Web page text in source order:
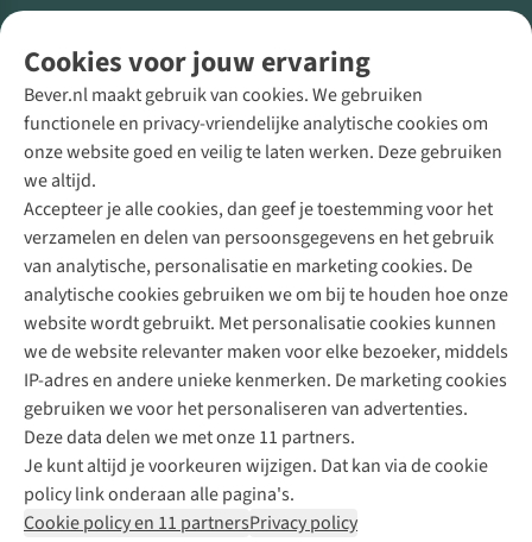
Cookies voor jouw ervaring
Bever.nl maakt gebruik van cookies. We gebruiken
functionele en privacy-vriendelijke analytische cookies om
onze website goed en veilig te laten werken. Deze gebruiken
we altijd.
Accepteer je alle cookies, dan geef je toestemming voor het
verzamelen en delen van persoonsgegevens en het gebruik
van analytische, personalisatie en marketing cookies. De
analytische cookies gebruiken we om bij te houden hoe onze
website wordt gebruikt. Met personalisatie cookies kunnen
we de website relevanter maken voor elke bezoeker, middels
IP-adres en andere unieke kenmerken. De marketing cookies
gebruiken we voor het personaliseren van advertenties.
Deze data delen we met onze 11 partners.
Je kunt altijd je voorkeuren wijzigen. Dat kan via de cookie
policy link onderaan alle pagina's.
Cookie policy en 11 partnersPrivacy policy
Direct advies van een Buitenexpert
+31 (0)85 888 50 88
+31 6 12 28 49 80
Contactformulier